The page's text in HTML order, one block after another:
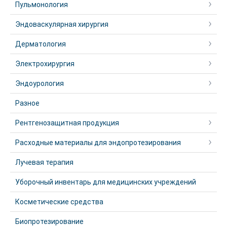
Пульмонология
Эндоваскулярная хирургия
Дерматология
Электрохирургия
Эндоурология
Разное
Рентгенозащитная продукция
Расходные материалы для эндопротезирования
Лучевая терапия
Уборочный инвентарь для медицинских учреждений
Косметические средства
Биопротезирование